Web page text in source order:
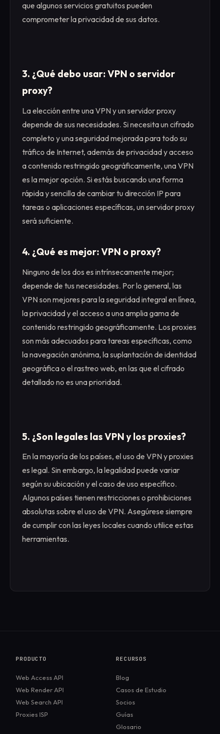
que algunos servicios gratuitos pueden
comprometer la privacidad de sus datos.
3. ¿Qué debo usar: VPN o servidor
proxy?
La elección entre una VPN y un servidor proxy
depende de sus necesidades. Si necesita un cifrado
completo y una seguridad mejorada para todo su
tráfico de Internet, además de privacidad y acceso
a contenido restringido geográficamente, una VPN
es la mejor opción. Si estás buscando una forma
rápida y sencilla de cambiar tu dirección IP para
tareas o aplicaciones específicas, un servidor proxy
será suficiente.
4. ¿Qué es mejor: VPN o proxy?
Ninguno de los dos es intrínsecamente mejor;
depende de tus necesidades. Por lo general, las
VPN son mejores para la seguridad integral en línea,
la privacidad y el acceso a una amplia gama de
contenido restringido geográficamente. Los proxies
son más adecuados para tareas específicas, como
la navegación anónima, la suplantación de identidad
geográfica o el rastreo web, en las que el cifrado
detallado no es una prioridad.
5. ¿Son legales las VPN y los proxies?
En la mayoría de los países, el uso de VPN y proxies
es legal. Sin embargo, la legalidad puede variar
según su ubicación y el caso de uso específico.
Algunos países tienen restricciones o prohibiciones
absolutas sobre el uso de VPN. Asegúrese siempre
de cumplir con las leyes locales cuando utilice estas
herramientas.
PRODUCTO
Web Access API
Web Render API
Web Search API
Proxies ISP
RECURSOS
Blog
Casos de Estudio
Socios
Guías
Glosario